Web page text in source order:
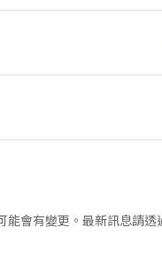
會有變更。最新訊息請透